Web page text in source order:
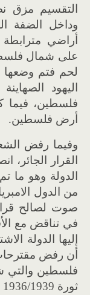
التقسيم مزق
وداخل الضفة
أراضي
على شمال
لحم فتم وضعها
اليهود
فلسطين، فيما
أرض فلسطين.
وفيما رفض
القرار الجائر،
الدولة وهو ما
من الدول
صوت لصالح
في تناقض مع
ليها الدولة
أن رفض
فلسطين والتي
ثورة 1936/1939